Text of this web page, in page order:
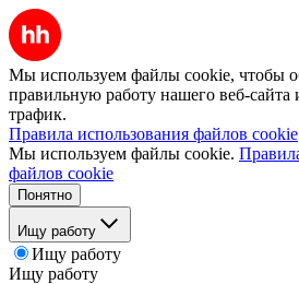
Мы используем файлы cookie, чтобы
правильную работу нашего веб-сайта
трафик.
Правила использования файлов cookie
Мы используем файлы cookie.
файлов cookie
Понятно
Ищу работу
Ищу работу
Ищу работу